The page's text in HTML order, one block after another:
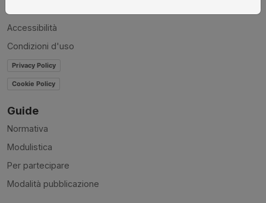
Accessibilità
Condizioni d'uso
Privacy Policy
Cookie Policy
Guide
Normativa
Modulistica
Per partecipare
Modalità pubblicazione